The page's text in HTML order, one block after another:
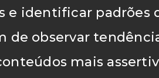
e identificar padrões
de observar
mais